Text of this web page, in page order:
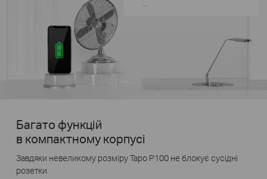
Багато функцій
в компактному корпусі
Завдяки невеликому розміру Tapo P100 не блокує сусідні
розетки.